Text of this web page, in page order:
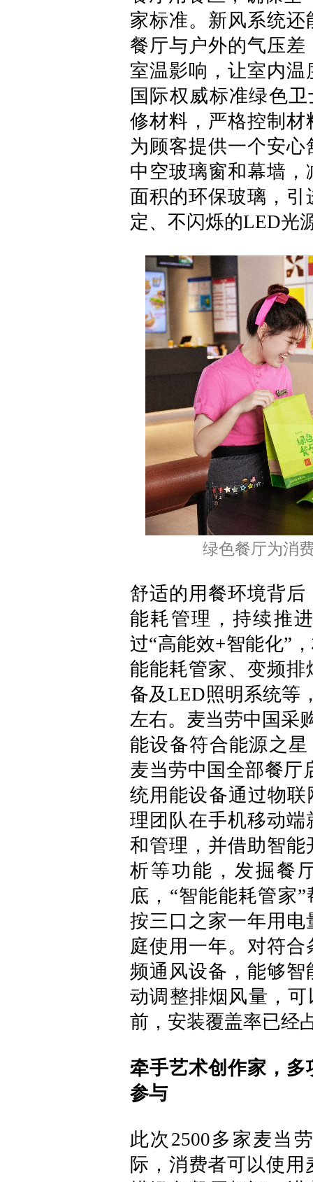
家标准。新风系统
餐厅与户外的气压
室温影响，让室内
国际权威标准绿色
修材料，严格控制
为顾客提供一个安
中空玻璃窗和幕墙
面积的环保玻璃，
定、不闪烁的LED光
绿色餐厅为消
舒适的用餐环境背
能耗管理，持续推
过“高能效+智能化”
能能耗管家、变频
备及LED照明系统等
左右。麦当劳中国采
能设备符合能源之星
麦当劳中国全部餐厅
统用能设备通过物
理团队在手机移动
和管理，并借助智
析等功能，发掘餐
底，“智能能耗管家
按三口之家一年用电
庭使用一年。对符
频通风设备，能够
动调整排烟风量，
前，安装覆盖率已经
牵手艺术创作家，
参与
此次2500多家麦当
际，消费者可以使